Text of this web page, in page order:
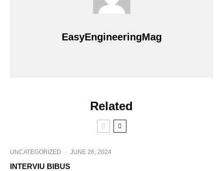
EasyEngineeringMag
Related
UNCATEGORIZED · JUNE 26, 2024
INTERVIU BIBUS